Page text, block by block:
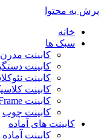
پرش به محتوا
خانه
سبک ها
کابینت مدرن
کابینت
کابینت
کابینت
کابینت In-Frame
کابینت چوب
کابینت های آماده
کابینت